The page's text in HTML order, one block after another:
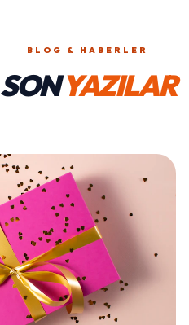
BLOG & HABERLER
SONYAZILAR